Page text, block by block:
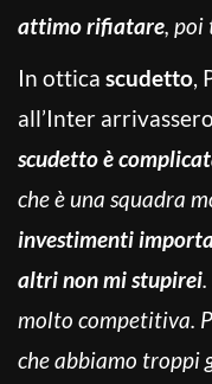
attimo rifiatare, poi
In ottica scudetto,
all’Inter
scudetto è
che è una squadra
investimenti
altri non mi stupirei
molto competitiva.
che abbiamo troppi